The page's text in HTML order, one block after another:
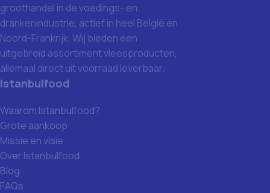
groothandel in de voedings- en
drankenindustrie, actief in heel België en
Noord-Frankrijk. Wij bieden een
uitgebreid assortiment vleesproducten,
allemaal direct uit voorraad leverbaar.
Istanbulfood
Waarom Istanbulfood?
Grote aankoop
Missie en visie
Over Istanbulfood
Blog
FAQs